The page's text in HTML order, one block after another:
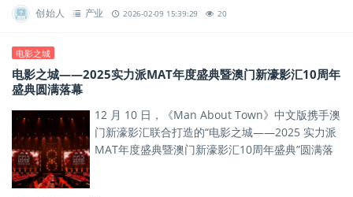
创始人 产业 2026-02-09 15:39:29 20
电影之城
电影之城——2025实力派MAT年度盛典暨澳门新濠影汇10周年
盛典圆满落幕
12 月 10 日，《Man About Town》中文版携手澳
门新濠影汇联合打造的“电影之城——2025 实力派
MAT年度盛典暨澳门新濠影汇10周年盛典”圆满落